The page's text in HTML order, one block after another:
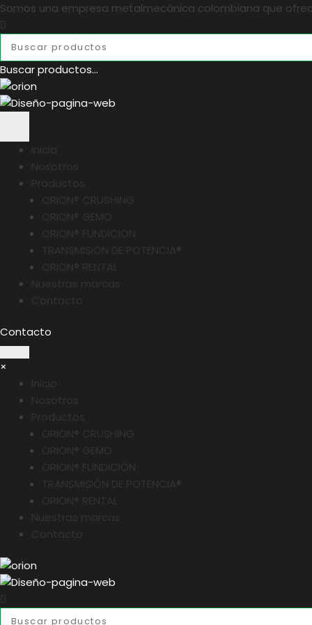
Somos una empresa metalmecánica colombiana que
Buscar productos...
Inicio
Nosotros
Productos
ORION® CRUSHING
ORION® GEMO
ORION® FUNDICIÓN
TRANSMISIÓN DE POTENCIA®
ORION® RENTAL
Nuestras marcas
Contacto
Contacto
×
Inicio
Nosotros
Productos
ORION® CRUSHING
ORION® GEMO
ORION® FUNDICIÓN
TRANSMISIÓN DE POTENCIA®
ORION® RENTAL
Nuestras marcas
Contacto